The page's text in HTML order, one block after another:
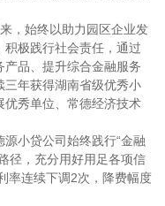
，始终以助力园区企业发
积极践行社会责任，通过
品、提升综合金融服务
三年获得湖南省级优秀小
秀单位、常德经济技术
源小贷公司始终践行“金融
径，充分用好用足各项信
率连续下调2次，降费幅度